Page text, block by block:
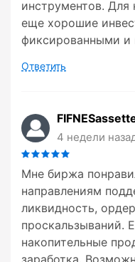
инструментов. Для
еще хорошие
фиксированными
Ответить
4 недели
Мне биржа
направлениям
ликвидность,
проскальзываний.
накопительные